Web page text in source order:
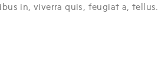
in, viverra quis, feugiat a,